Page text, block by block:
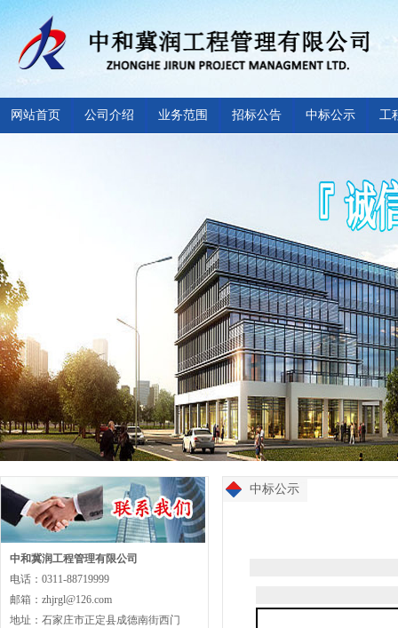
网站首页 公司介绍 业务范围 招标公告 中标公示 工
中和冀润工程管理有限公司
电话：0311-88719999
邮箱：zhjrgl@126.com
地址：石家庄市正定县成德南街西门
中标公示